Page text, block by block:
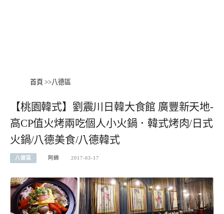
首頁 >>八德區
【桃園韓式】劉震川日韓大食館 廣豐新天地-
高CP值火烤兩吃個人小火鍋．韓式烤肉/日式
火鍋/八德美食/八德韓式
八德區 阿綿 2017-03-17